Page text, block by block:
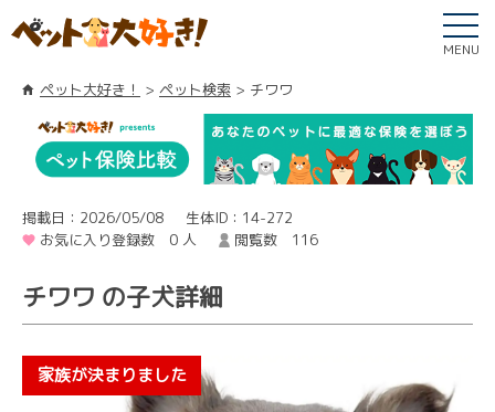
MENU
ペット大好き！ ペット検索 チワワ
掲載日：2026/05/08
生体ID：14-272
お気に入り登録数 0 人
閲覧数 116
チワワ の子犬詳細